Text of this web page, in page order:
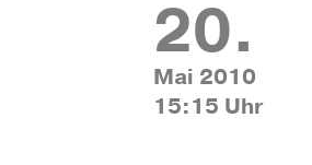
20.
Mai 2010
15:15 Uhr